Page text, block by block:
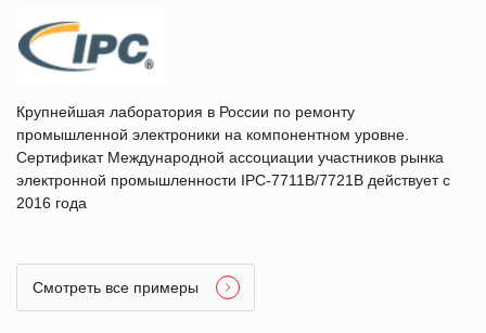
Крупнейшая лаборатория в России по ремонту
промышленной электроники на компонентном уровне.
Сертификат Международной ассоциации участников рынка
электронной промышленности IPC-7711B/7721B действует с
2016 года
Смотреть все примеры